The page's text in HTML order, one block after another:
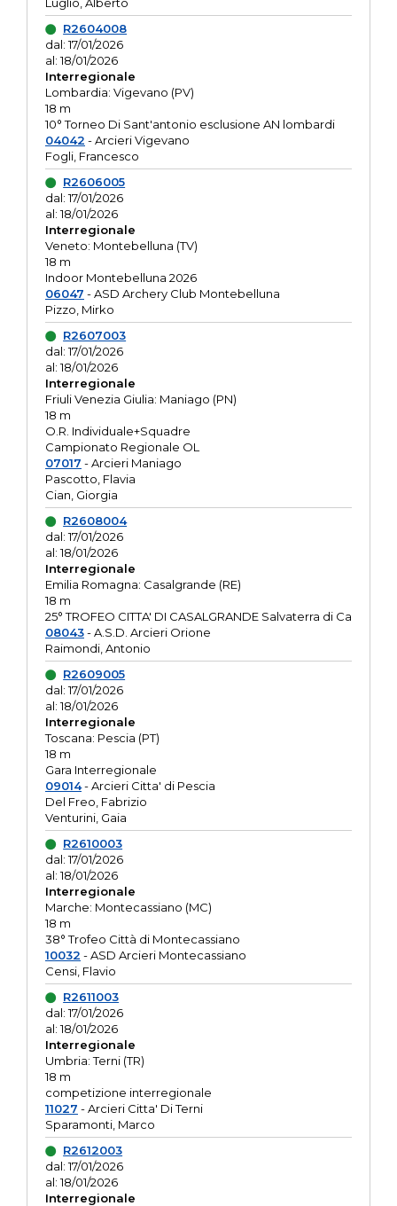
R2604008
dal: 17/01/2026
al: 18/01/2026
Interregionale
Lombardia: Vigevano (PV)
18 m
10° Torneo Di Sant'antonio esclusione AN lombardi
04042 - Arcieri Vigevano
Fogli, Francesco
R2606005
dal: 17/01/2026
al: 18/01/2026
Interregionale
Veneto: Montebelluna (TV)
18 m
Indoor Montebelluna 2026
06047 - ASD Archery Club Montebelluna
Pizzo, Mirko
R2607003
dal: 17/01/2026
al: 18/01/2026
Interregionale
Friuli Venezia Giulia: Maniago (PN)
18 m
O.R. Individuale+Squadre
Campionato Regionale OL
07017 - Arcieri Maniago
Pascotto, Flavia
Cian, Giorgia
R2608004
dal: 17/01/2026
al: 18/01/2026
Interregionale
Emilia Romagna: Casalgrande (RE)
18 m
25° TROFEO CITTA' DI CASALGRANDE Salvaterra di Ca
08043- A.S.D. Arcieri Orione
Raimondi, Antonio
R2609005
dal: 17/01/2026
al: 18/01/2026
Interregionale
Toscana: Pescia (PT)
18 m
Gara Interregionale
09014- Arcieri Citta' di Pescia
Del Freo, Fabrizio
Venturini, Gaia
R2610003
dal: 17/01/2026
al: 18/01/2026
Interregionale
Marche: Montecassiano (MC)
18 m
38° Trofeo Città di Montecassiano
10032 - ASD Arcieri Montecassiano
Censi, Flavio
R2611003
dal: 17/01/2026
al: 18/01/2026
Interregionale
Umbria: Terni (TR)
18 m
competizione interregionale
11027 - Arcieri Citta' Di Terni
Sparamonti, Marco
R2612003
dal: 17/01/2026
al: 18/01/2026
Interregionale